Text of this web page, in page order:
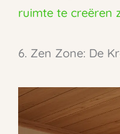
ruimte te creëren
6. Zen Zone: De